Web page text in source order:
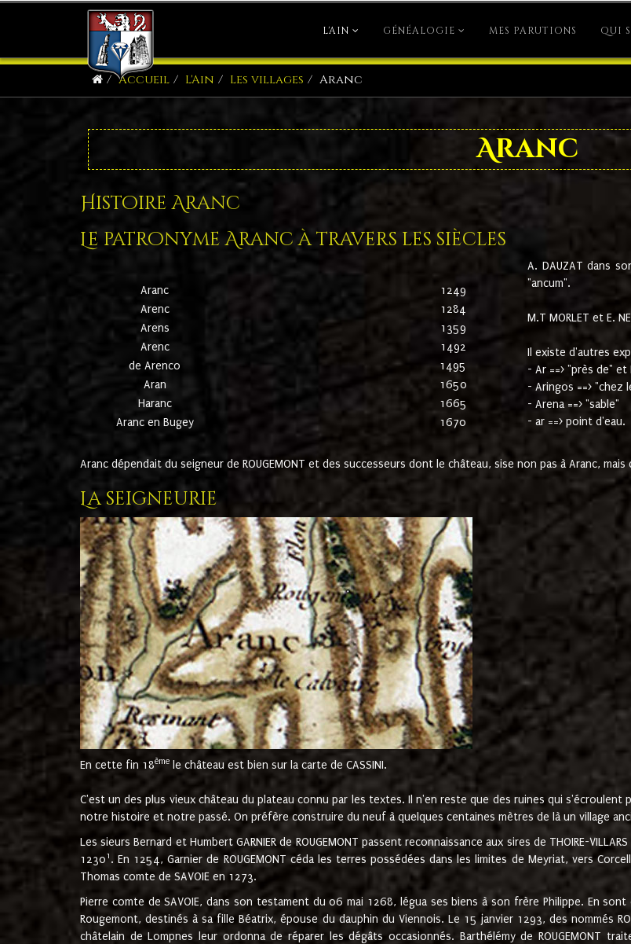
L'AIN GÉNÉALOGIE MES PARUTIONS QUI
Accueil L'Ain Les villages Aranc
Aranc
Histoire Aranc
Le patronyme Aranc à travers les siècles
Aranc
1249
Arenc
1284
Arens
1359
Arenc
1492
de Arenco
1495
Aran
1650
Haranc
1665
Aranc en Bugey
1670
A. DAUZAT dans
"ancum".
M.T MORLET et E.
Il existe d'autres
- Ar ==> "près de" et
- Aringos ==> "chez
- Arena ==> "sable"
- ar ==> point d'eau.
Aranc dépendait du seigneur de ROUGEMONT et des successeurs dont le château, sise non pas à Aranc,
La seigneurie
En cette fin 18ème le château est bien sur la carte de CASSINI.
C'est un des plus vieux château du plateau connu par les textes. Il n'en reste que des ruines qui
notre histoire et notre passé. On préfère construire du neuf à quelques centaines mètres de là un village
Les sieurs Bernard et Humbert GARNIER de ROUGEMONT passent reconnaissance aux sires de THOIRE-
12301 . En 1254, Garnier de ROUGEMONT céda les terres possédées dans les limites de Meyriat, vers
Thomas comte de SAVOIE en 1273.
Pierre comte de SAVOIE, dans son testament du 06 mai 1268, légua ses biens à son frère Philippe. En
Rougemont, destinés à sa fille Béatrix, épouse du dauphin du Viennois. Le 15 janvier 1293, des nommés
châtelain de Lompnes leur ordonna de réparer les dégâts occasionnés. Barthélémy de ROUGEMONT